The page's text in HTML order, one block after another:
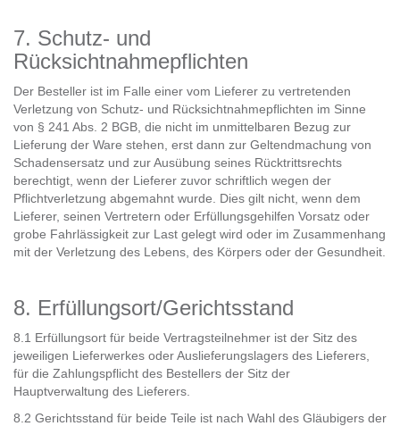
7. Schutz- und
Rücksichtnahmepflichten
Der Besteller ist im Falle einer vom Lieferer zu vertretenden
Verletzung von Schutz- und Rücksichtnahmepflichten im Sinne
von § 241 Abs. 2 BGB, die nicht im unmittelbaren Bezug zur
Lieferung der Ware stehen, erst dann zur Geltendmachung von
Schadensersatz und zur Ausübung seines Rücktrittsrechts
berechtigt, wenn der Lieferer zuvor schriftlich wegen der
Pflichtverletzung abgemahnt wurde. Dies gilt nicht, wenn dem
Lieferer, seinen Vertretern oder Erfüllungsgehilfen Vorsatz oder
grobe Fahrlässigkeit zur Last gelegt wird oder im Zusammenhang
mit der Verletzung des Lebens, des Körpers oder der Gesundheit.
8. Erfüllungsort/Gerichtsstand
8.1 Erfüllungsort für beide Vertragsteilnehmer ist der Sitz des
jeweiligen Lieferwerkes oder Auslieferungslagers des Lieferers,
für die Zahlungspflicht des Bestellers der Sitz der
Hauptverwaltung des Lieferers.
8.2 Gerichtsstand für beide Teile ist nach Wahl des Gläubigers der